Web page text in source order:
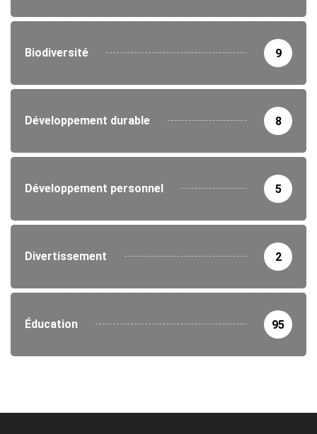
Biodiversité 9
Développement durable 8
Développement personnel 5
Divertissement 2
Éducation 95